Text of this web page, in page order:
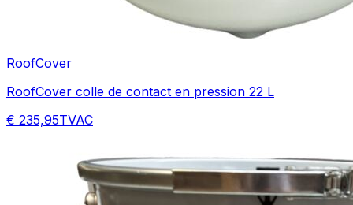
RoofCover
RoofCover colle de contact en pression 22 L
€ 235,95TVAC